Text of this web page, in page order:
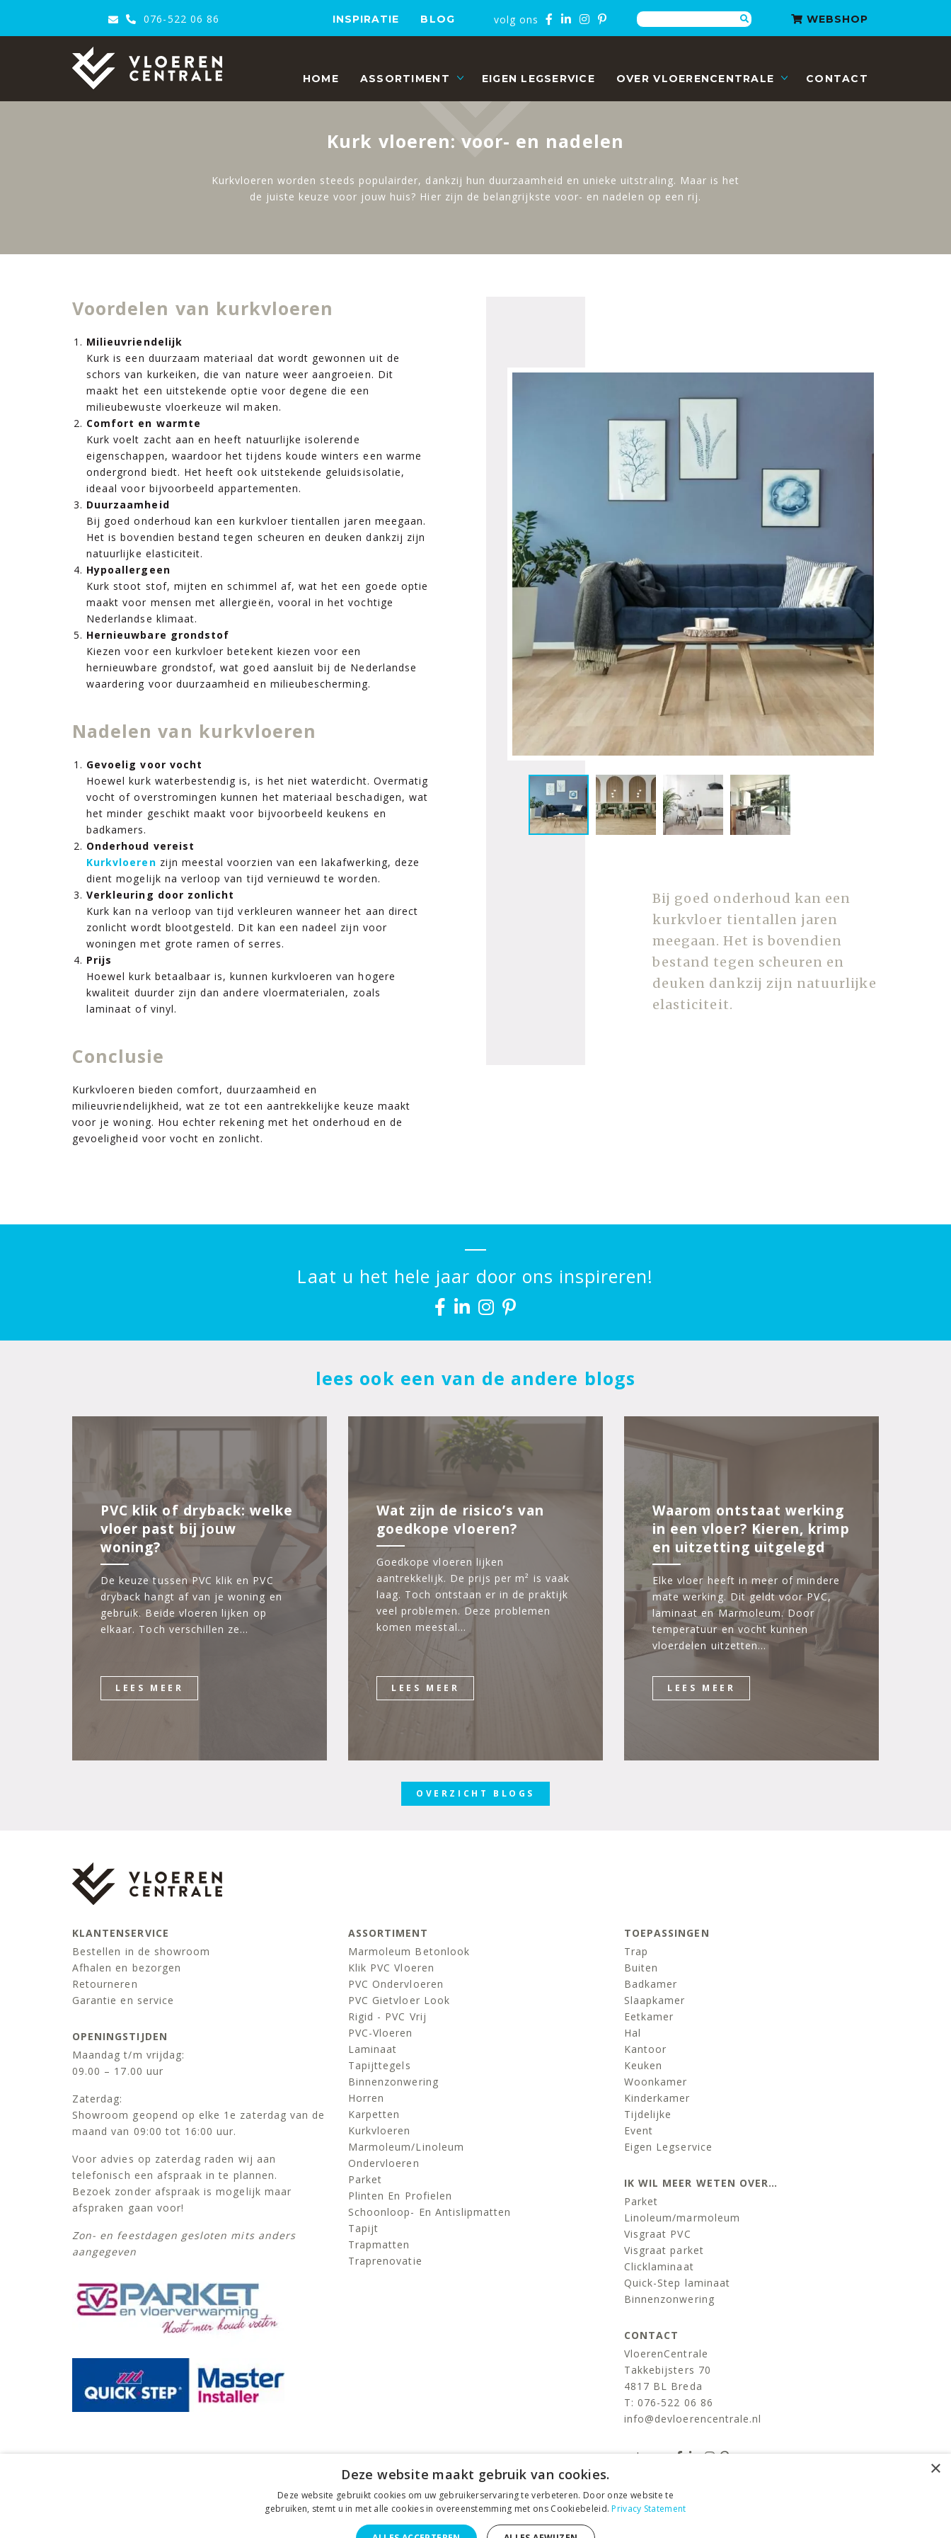
076-522 06 86 INSPIRATIE BLOG volg ons Zoeken WEBSHOP
VloerenCentrale
HOME ASSORTIMENT EIGEN LEGSERVICE OVER VLOERENCENTRALE CONTACT
Kurk vloeren: voor- en nadelen
Kurkvloeren worden steeds populairder, dankzij hun duurzaamheid en unieke uitstraling. Maar is het
de juiste keuze voor jouw huis? Hier zijn de belangrijkste voor- en nadelen op een rij.
Voordelen van kurkvloeren
Milieuvriendelijk
Kurk is een duurzaam materiaal dat wordt gewonnen uit de
schors van kurkeiken, die van nature weer aangroeien. Dit
maakt het een uitstekende optie voor degene die een
milieubewuste vloerkeuze wil maken.
Comfort en warmte
Kurk voelt zacht aan en heeft natuurlijke isolerende
eigenschappen, waardoor het tijdens koude winters een warme
ondergrond biedt. Het heeft ook uitstekende geluidsisolatie,
ideaal voor bijvoorbeeld appartementen.
Duurzaamheid
Bij goed onderhoud kan een kurkvloer tientallen jaren meegaan.
Het is bovendien bestand tegen scheuren en deuken dankzij zijn
natuurlijke elasticiteit.
Hypoallergeen
Kurk stoot stof, mijten en schimmel af, wat het een goede optie
maakt voor mensen met allergieën, vooral in het vochtige
Nederlandse klimaat.
Hernieuwbare grondstof
Kiezen voor een kurkvloer betekent kiezen voor een
hernieuwbare grondstof, wat goed aansluit bij de Nederlandse
waardering voor duurzaamheid en milieubescherming.
Nadelen van kurkvloeren
Gevoelig voor vocht
Hoewel kurk waterbestendig is, is het niet waterdicht. Overmatig
vocht of overstromingen kunnen het materiaal beschadigen, wat
het minder geschikt maakt voor bijvoorbeeld keukens en
badkamers.
Onderhoud vereist
Kurkvloeren zijn meestal voorzien van een lakafwerking, deze
dient mogelijk na verloop van tijd vernieuwd te worden.
Verkleuring door zonlicht
Kurk kan na verloop van tijd verkleuren wanneer het aan direct
zonlicht wordt blootgesteld. Dit kan een nadeel zijn voor
woningen met grote ramen of serres.
Prijs
Hoewel kurk betaalbaar is, kunnen kurkvloeren van hogere
kwaliteit duurder zijn dan andere vloermaterialen, zoals
laminaat of vinyl.
Conclusie
Kurkvloeren bieden comfort, duurzaamheid en
milieuvriendelijkheid, wat ze tot een aantrekkelijke keuze maakt
voor je woning. Hou echter rekening met het onderhoud en de
gevoeligheid voor vocht en zonlicht.
Bij goed onderhoud kan een
kurkvloer tientallen jaren
meegaan. Het is bovendien
bestand tegen scheuren en
deuken dankzij zijn natuurlijke
elasticiteit.
Laat u het hele jaar door ons inspireren!
lees ook een van de andere blogs
PVC klik of dryback: welke
vloer past bij jouw
woning?
De keuze tussen PVC klik en PVC
dryback hangt af van je woning en
gebruik. Beide vloeren lijken op
elkaar. Toch verschillen ze…
LEES MEER
Wat zijn de risico’s van
goedkope vloeren?
Goedkope vloeren lijken
aantrekkelijk. De prijs per m² is vaak
laag. Toch ontstaan er in de praktijk
veel problemen. Deze problemen
komen meestal…
LEES MEER
Waarom ontstaat werking
in een vloer? Kieren, krimp
en uitzetting uitgelegd
Elke vloer heeft in meer of mindere
mate werking. Dit geldt voor PVC,
laminaat en Marmoleum. Door
temperatuur en vocht kunnen
vloerdelen uitzetten…
LEES MEER
OVERZICHT BLOGS
KLANTENSERVICE
Bestellen in de showroom
Afhalen en bezorgen
Retourneren
Garantie en service
OPENINGSTIJDEN
Maandag t/m vrijdag:
09.00 – 17.00 uur
Zaterdag:
Showroom geopend op elke 1e zaterdag van de
maand van 09:00 tot 16:00 uur.
Voor advies op zaterdag raden wij aan
telefonisch een afspraak in te plannen.
Bezoek zonder afspraak is mogelijk maar
afspraken gaan voor!
Zon- en feestdagen gesloten mits anders
aangegeven
ASSORTIMENT
Marmoleum Betonlook
Klik PVC Vloeren
PVC Ondervloeren
PVC Gietvloer Look
Rigid - PVC Vrij
PVC-Vloeren
Laminaat
Tapijttegels
Binnenzonwering
Horren
Karpetten
Kurkvloeren
Marmoleum/linoleum
Ondervloeren
Parket
Plinten En Profielen
Schoonloop- En Antislipmatten
Tapijt
Trapmatten
Traprenovatie
TOEPASSINGEN
Trap
Buiten
Badkamer
Slaapkamer
Eetkamer
Hal
Kantoor
Keuken
Woonkamer
Kinderkamer
Tijdelijke
Event
Eigen Legservice
IK WIL MEER WETEN OVER…
Parket
Linoleum/marmoleum
Visgraat PVC
Visgraat parket
Clicklaminaat
Quick-Step laminaat
Binnenzonwering
CONTACT
VloerenCentrale
Takkebijsters 70
4817 BL Breda
T:076-522 06 86
info@devloerencentrale.nl
volg ons
×
Deze website maakt gebruik van cookies.
Deze website gebruikt cookies om uw gebruikerservaring te verbeteren. Door onze website te
gebruiken, stemt u in met alle cookies in overeenstemming met ons Cookiebeleid.Privacy Statement